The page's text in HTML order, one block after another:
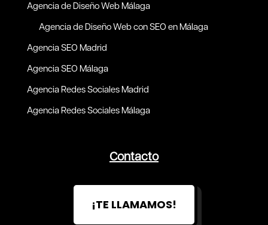
Agencia de Diseño Web Málaga
Agencia de Diseño Web con SEO en Málaga
Agencia SEO Madrid
Agencia SEO Málaga
Agencia Redes Sociales Madrid
Agencia Redes Sociales Málaga
Contacto
¡TE LLAMAMOS!